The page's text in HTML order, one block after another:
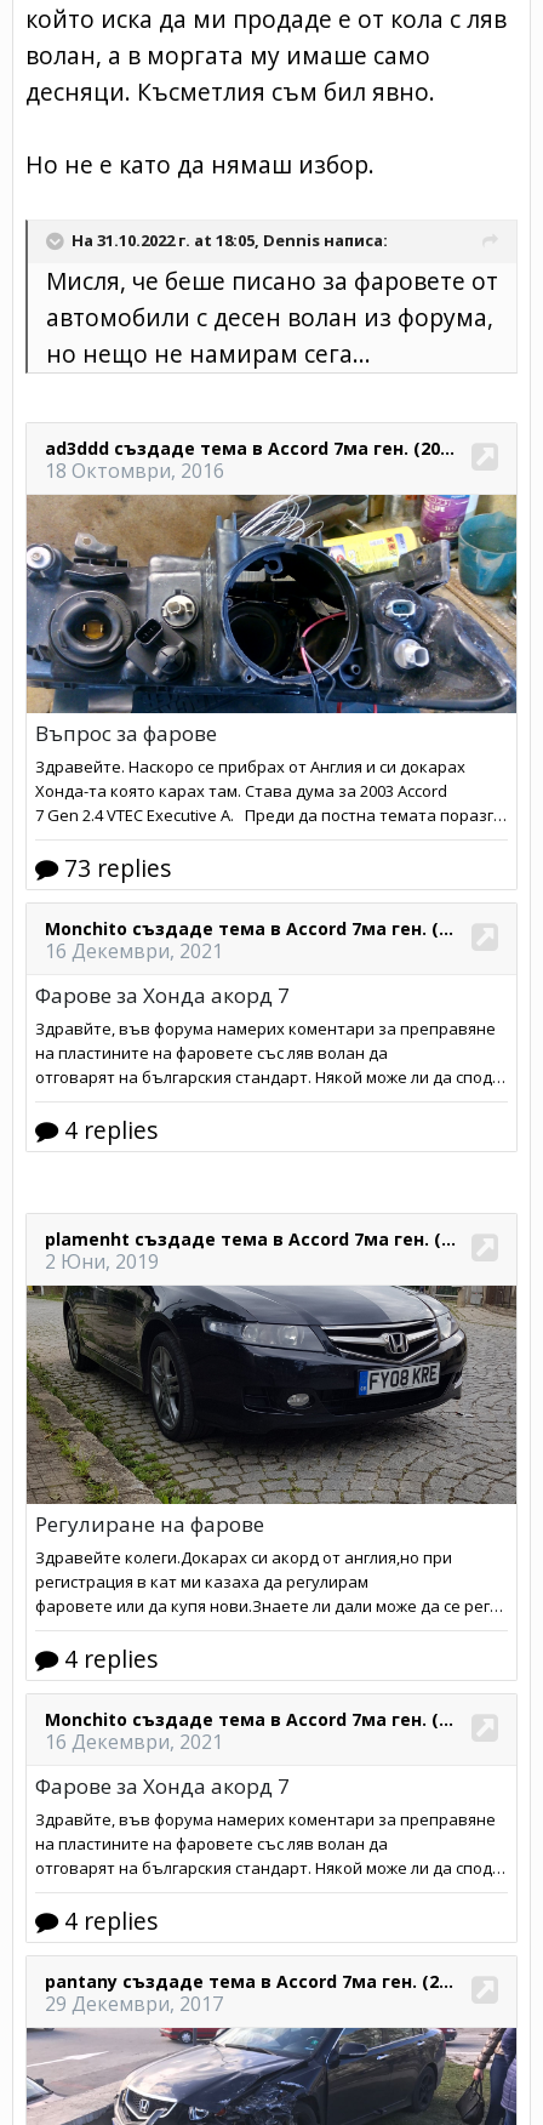
който иска да ми продаде е от кола с ляв
волан, а в моргата му имаше само
десняци. Късметлия съм бил явно.
Но не е като да нямаш избор.
На 31.10.2022 г. at 18:05, Dennis написа:
Мисля, че беше писано за фаровете от
автомобили с десен волан из форума,
но нещо не намирам сега...